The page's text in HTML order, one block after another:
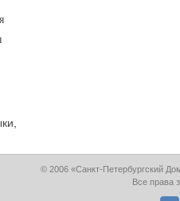
© 2006 «Санкт-Петербургский
Все права